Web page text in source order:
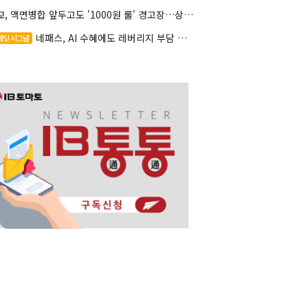
대교, 액면병합 앞두고도 '1000원 룰' 경고장…상장유지 시험대
딧 시그널 네패스, AI 수혜에도 레버리지 부담 여전